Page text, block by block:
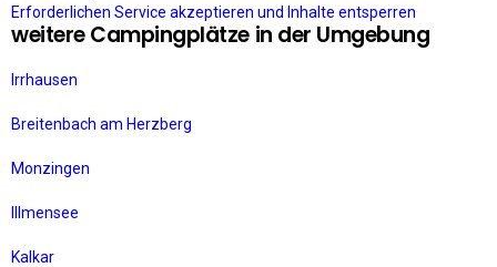
Erforderlichen Service akzeptieren und Inhalte entsperren
weitere Campingplätze in der Umgebung
Irrhausen
Breitenbach am Herzberg
Monzingen
Illmensee
Kalkar